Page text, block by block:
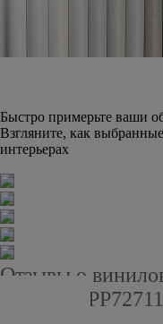
Быстро примерьте ваши
Взгляните, как
интерьерах
Отзывы о
PLANET